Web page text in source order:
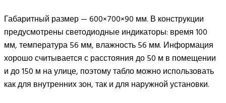
Габаритный размер — 600×700×90 мм. В конструкции
предусмотрены светодиодные индикаторы: время 100
мм, температура 56 мм, влажность 56 мм. Информация
хорошо считывается с расстояния до 50 м в помещении
и до 150 м на улице, поэтому табло можно использовать
как для внутренних зон, так и для наружной установки.